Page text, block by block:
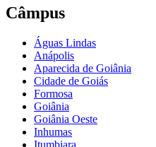
Câmpus
Águas Lindas
Anápolis
Aparecida de Goiânia
Cidade de Goiás
Formosa
Goiânia
Goiânia Oeste
Inhumas